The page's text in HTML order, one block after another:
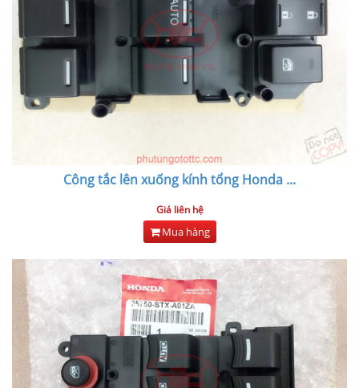
Công tắc lên xuống kính tổng Honda ...
Giá liên hệ
Mua hàng